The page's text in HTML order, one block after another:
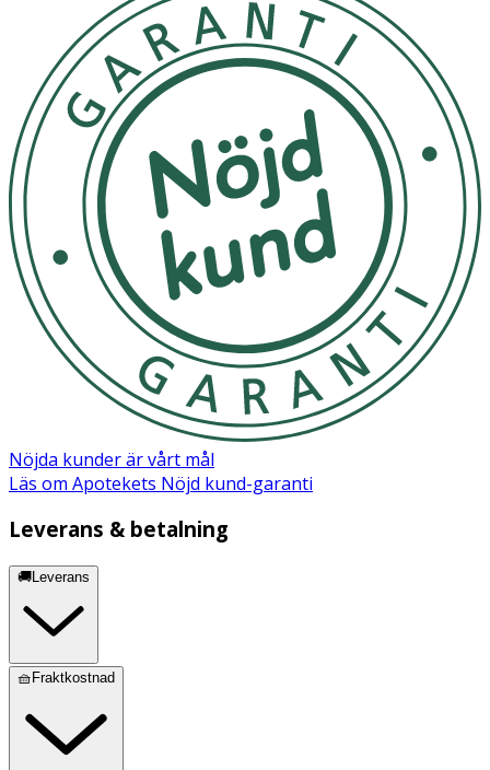
Fräscha delikata noter av grapefrukt, magnolia och mysk.
Följ anvisningarna på produkten/bruksanvisningen.
Användning
- Används året om. Sprayas på hela kroppen efter dusch
eller bad.
- Spraya en liten mängd olja i handflatan och dra igenom
håret för en naturlig utjämnande effekt. Kan även
användas som hårmask.
- Passar efter solbad, eftersom den har en lugnande
verkan. Ger en härlig lyster och skyddar mot flagning.
- Förvaras svalt och torrt.
Innehåll
Coco-Caprylate/Caprate, Macadamia Integrifolia Seed Oil,
Dicaprylyl Ether, Caprylic/Capric Triglyceride, Prunus
Amygdalus Dulcis (Sweet Almond) Oil, Corylus Avellana
(Hazel) Seed Oil, Parfum/Fragrance, Camellia Oleifera
Seed Oil, Camellia Japonica Seed Oil, Tocopherol, Argania
Spinosa Kernel Oil, Borago Officinalis Seed Oil,
Tocopheryl Acetate, Helianthus Annuus (Sunflower) Seed
Oil, Rosmarinus Officinalis (Rosemary) Leaf Extract,
Polyglyceryl-3 Diisostearate, Ascorbic Acid, Limonene,
Linalool, Citral, Citronellol, Hydroxycitronellal, Geraniol
[N2216/A].
Nöjda kunder är vårt mål
Läs om Apotekets Nöjd kund-garanti
Leverans & betalning
🚚Leverans
🧺Fraktkostnad